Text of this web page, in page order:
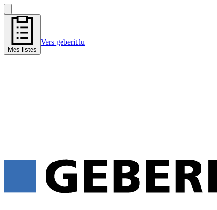
Mes listes
Vers geberit.lu